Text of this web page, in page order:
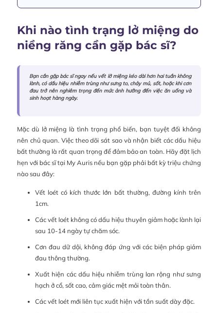
Khi nào tình trạng lở miệng do
niềng răng cần gặp bác sĩ?
Bạn cần gặp bác sĩ ngay nếu vết lở miệng kéo dài hơn hai tuần không
lành, có dấu hiệu nhiễm trùng như sưng to, chảy mủ, sốt, hoặc khi cơn
đau trở nên nghiêm trọng đến mức ảnh hưởng đến việc ăn uống và
sinh hoạt hàng ngày.
Mặc dù lở miệng là tình trạng phổ biến, bạn tuyệt đối không
nên chủ quan. Việc theo dõi sát sao và nhận biết các dấu hiệu
bất thường là rất quan trọng để đảm bảo an toàn. Hãy đặt lịch
hẹn với bác sĩ tại My Auris nếu bạn gặp phải bất kỳ triệu chứng
nào sau đây:
Vết loét có kích thước lớn bất thường, đường kính trên
1cm.
Các vết loét không có dấu hiệu thuyên giảm hoặc lành lại
sau 10-14 ngày tự chăm sóc.
Cơn đau dữ dội, không đáp ứng với các biện pháp giảm
đau thông thường.
Xuất hiện các dấu hiệu nhiễm trùng lan rộng như sưng
hạch ở cổ, sốt cao, cảm giác mệt mỏi toàn thân.
Các vết loét mới liên tục xuất hiện với tần suất dày đặc.